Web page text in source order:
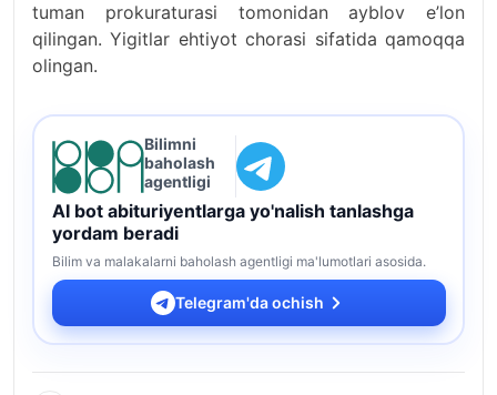
tuman prokuraturasi tomonidan ayblov e’lon
qilingan. Yigitlar ehtiyot chorasi sifatida qamoqqa
olingan.
Bilimni
baholash
agentligi
AI bot abituriyentlarga yo'nalish tanlashga
yordam beradi
Bilim va malakalarni baholash agentligi ma'lumotlari asosida.
Telegram'da ochish